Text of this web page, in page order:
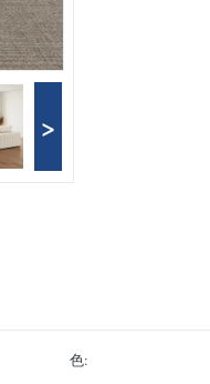
>
色: